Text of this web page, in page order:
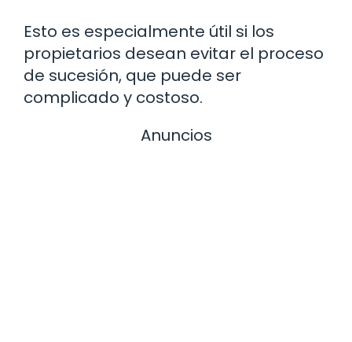
Esto es especialmente útil si los
propietarios desean evitar el proceso
de sucesión, que puede ser
complicado y costoso.
Anuncios